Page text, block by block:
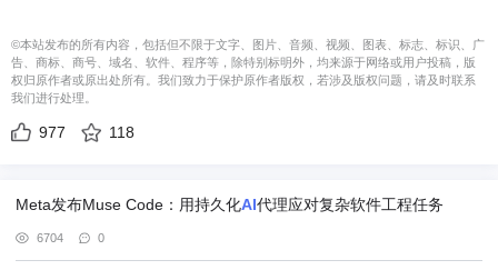
©本站发布的所有内容，包括但不限于文字、图片、音频、视频、图表、标志、标识、广
告、商标、商号、域名、软件、程序等，除特别标明外，均来源于网络或用户投稿，版
权归原作者或原出处所有。我们致力于保护原作者版权，若涉及版权问题，请及时联系
我们进行处理。
977 118
Meta发布Muse Code：用持久化AI代理应对复杂软件工程任务
6704 0